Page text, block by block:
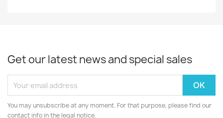
Get our latest news and special sales
You may unsubscribe at any moment. For that purpose, please find our
contact info in the legal notice.